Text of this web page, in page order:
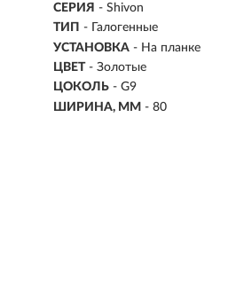
СЕРИЯ - Shivon
ТИП -
Галогенные
УСТАНОВКА - На планке
ЦВЕТ - Золотые
ЦОКОЛЬ - G9
ШИРИНА, ММ - 80